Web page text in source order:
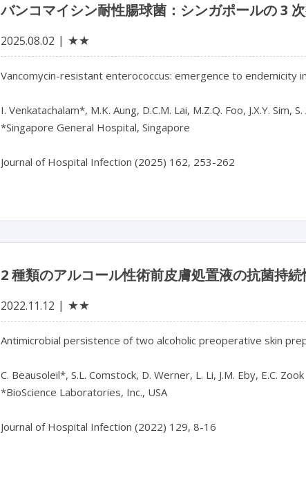
バンコマイシン耐性腸球菌：シンガポールの 3
2025.08.02 ★★
Vancomycin-resistant enterococcus: emergence to endemicity
I. Venkatachalam*, M.K. Aung, D.C.M. Lai, M.Z.Q. Foo, J.X.Y. Sim,
*Singapore General Hospital, Singapore
2 種類のアルコール性術前皮膚処置液の抗菌持
2022.11.12 ★★
Antimicrobial persistence of two alcoholic preoperative skin
C. Beausoleil*, S.L. Comstock, D. Werner, L. Li, J.M. Eby, E.C. Zook
*BioScience Laboratories, Inc., USA
Journal of Hospital Infection (2022) 129, 8-16